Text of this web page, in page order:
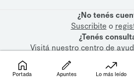
¿No tenés
Suscribite o
¿Tenés
Visitá nuestrocentro de
Portada Apuntes Lo más leído